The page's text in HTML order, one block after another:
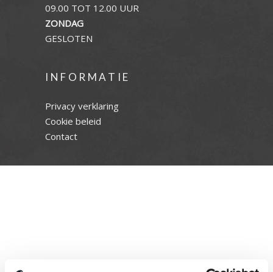
09.00 TOT 12.00 UUR
ZONDAG
GESLOTEN
INFORMATIE
Privacy verklaring
Cookie beleid
Contact